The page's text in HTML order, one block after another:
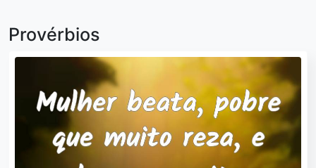
Provérbios